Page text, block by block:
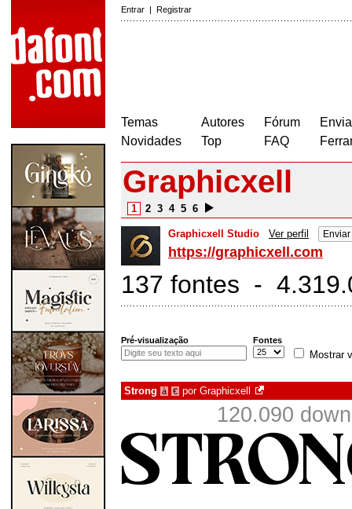
Entrar | Registrar
Temas
Novidades
Autores
Top
Fórum
FAQ
Graphicxell
1 2 3 4 5 6
Graphicxell Studio Ver perfil
https://graphicxell.com
137 fontes -
Pré-visualização Fontes
Mostrar
Strong à € por Graphicxell
120.090